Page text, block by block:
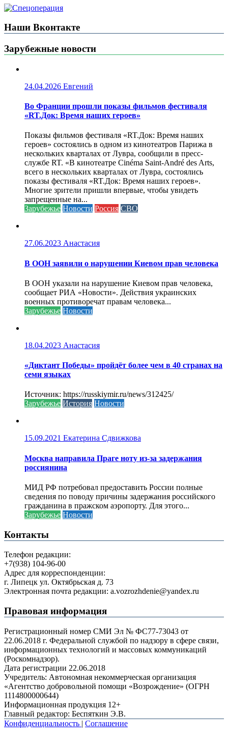
Наши Вконтакте
Зарубежные новости
24.04.2026 Евгений
Во Франции прошли показы фильмов фестиваля
«RT.Док: Время наших героев»
Показы фильмов фестиваля «RT.Док: Время наших
героев» состоялись в одном из кинотеатров Парижа в
нескольких кварталах от Лувра, сообщили в пресс-
службе RT. «В кинотеатре Cinéma Saint-André des Arts,
всего в нескольких кварталах от Лувра, состоялись
показы фестиваля «RT.Док: Время наших героев».
Многие зрители пришли впервые, чтобы увидеть
запрещенные на...
Зарубежье Новости Россия СВО
27.06.2023 Анастасия
В ООН заявили о нарушении Киевом прав человека
В ООН указали на нарушение Киевом прав человека,
сообщает РИА «Новости». Действия украинских
военных противоречат правам человека...
Зарубежье Новости
18.04.2023 Анастасия
«Диктант Победы» пройдёт более чем в 40 странах на
семи языках
Источник: https://russkiymir.ru/news/312425/
Зарубежье История Новости
15.09.2021 Екатерина Сдвижкова
Москва направила Праге ноту из-за задержания
россиянина
МИД РФ потребовал предоставить России полные
сведения по поводу причины задержания российского
гражданина в пражском аэропорту. Для этого...
Зарубежье Новости
Контакты
Телефон редакции:
+7(938) 104-96-00
Адрес для корреспонденции:
г. Липецк ул. Октябрьская д. 73
Электронная почта редакции: a.vozrozhdenie@yandex.ru
Правовая информация
Регистрационный номер СМИ Эл № ФС77-73043 от
22.06.2018 г. Федеральной службой по надзору в сфере связи,
информационных технологий и массовых коммуникаций
(Роскомнадзор).
Дата регистрации 22.06.2018
Учредитель: Автономная некоммерческая организация
«Агентство добровольной помощи «Возрождение» (ОГРН
1114800000644)
Информационная продукция 12+
Главный редактор: Беспяткин Э.В.
Конфиденциальность | Соглашение